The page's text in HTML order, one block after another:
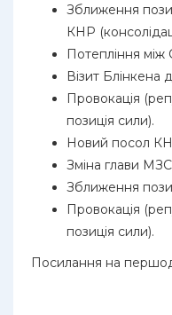
Зближення
КНР
Потепління
Візит Блінкена
Провокація
позиція сили).
Новий посол
Зміна глави
Зближення
Провокація
позиція сили).
Посилання на